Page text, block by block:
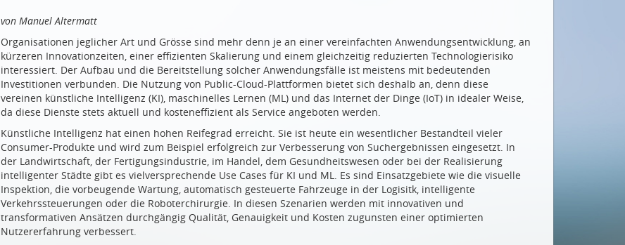
von Manuel Altermatt
Organisationen jeglicher Art und Grösse sind mehr denn je an einer vereinfachten Anwendungsentwicklung, an
kürzeren Innovationzeiten, einer effizienten Skalierung und einem gleichzeitig reduzierten Technologierisiko
interessiert. Der Aufbau und die Bereitstellung solcher Anwendungsfälle ist meistens mit bedeutenden
Investitionen verbunden. Die Nutzung von Public-Cloud-Plattformen bietet sich deshalb an, denn diese
vereinen künstliche Intelligenz (KI), maschinelles Lernen (ML) und das Internet der Dinge (IoT) in idealer Weise,
da diese Dienste stets aktuell und kosteneffizient als Service angeboten werden.
Künstliche Intelligenz hat einen hohen Reifegrad erreicht. Sie ist heute ein wesentlicher Bestandteil vieler
Consumer-Produkte und wird zum Beispiel erfolgreich zur Verbesserung von Suchergebnissen eingesetzt. In
der Landwirtschaft, der Fertigungsindustrie, im Handel, dem Gesundheitswesen oder bei der Realisierung
intelligenter Städte gibt es vielversprechende Use Cases für KI und ML. Es sind Einsatzgebiete wie die visuelle
Inspektion, die vorbeugende Wartung, automatisch gesteuerte Fahrzeuge in der Logisitk, intelligente
Verkehrssteuerungen oder die Roboterchirurgie. In diesen Szenarien werden mit innovativen und
transformativen Ansätzen durchgängig Qualität, Genauigkeit und Kosten zugunsten einer optimierten
Nutzererfahrung verbessert.